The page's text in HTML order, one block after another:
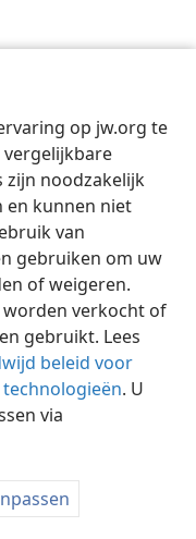
op jw.org te
zijn noodzakelijk
en kunnen niet
van
gebruiken om uw
of weigeren.
worden verkocht of
gebruikt. Lees
beleid voor
. U
via
Instellingen
Society of Pennsylvania